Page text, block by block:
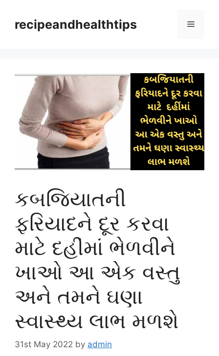
contentrecipeandhealthtips Menu
કબજિયાતની
ફરિયાદને દૂર કરવા
માટે દહીંમાં ભેળવીને
ખાઓ આ એક વસ્તુ
અને તમને ઘણા
સ્વાસ્થ્ય લાભ મળશે
31st May 2022 by admin